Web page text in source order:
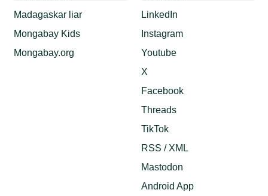
Madagaskar liar
Mongabay Kids
Mongabay.org
LinkedIn
Instagram
Youtube
X
Facebook
Threads
TikTok
RSS / XML
Mastodon
Android App